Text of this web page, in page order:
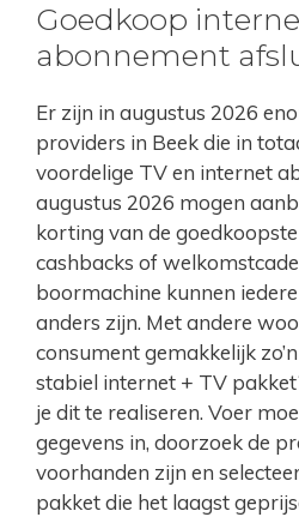
Goedkoop
abonnement
Er zijn in augustus 2026
providers in Beek die in
voordelige TV en internet
augustus 2026 mogen
korting van de
cashbacks of
boormachine kunnen
anders zijn. Met andere
consument gemakkelijk
stabiel internet + TV
je dit te realiseren. Voer
gegevens in, doorzoek de
voorhanden zijn en
pakket die het laagst